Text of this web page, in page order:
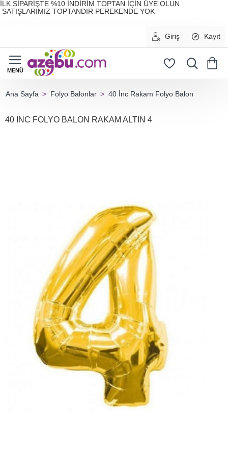
İLK SİPARİŞTE %10 İNDİRİM TOPTAN İÇİN ÜYE OLUN
SATIŞLARIMIZ TOPTANDIR PEREKENDE YOK
Giriş Kayıt
Folyo Balonlar 40 İnc Rakam Folyo Balon
40 INC FOLYO BALON RAKAM ALTIN 4